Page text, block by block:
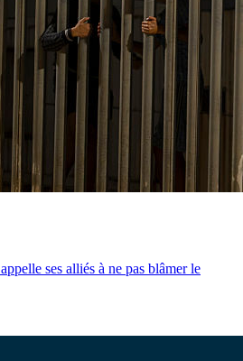
ses alliés à ne pas blâmer le